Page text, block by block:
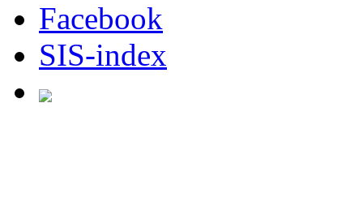
Facebook
SIS-index